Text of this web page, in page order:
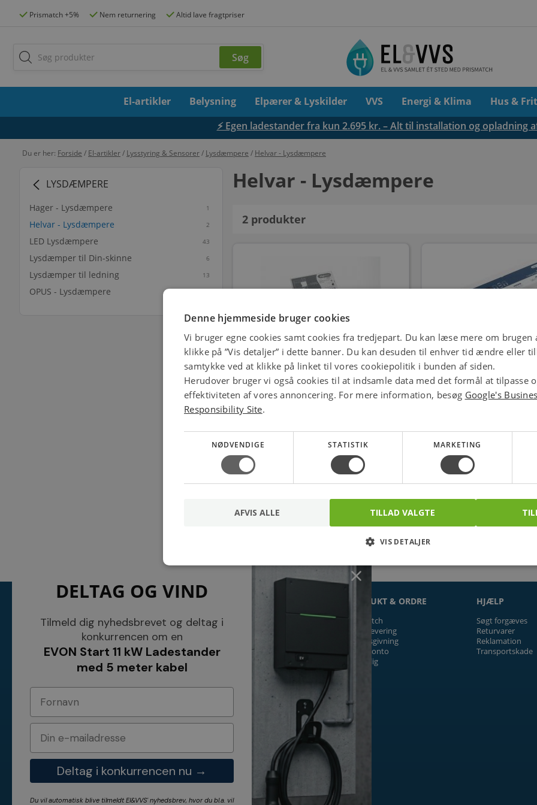
Prismatch +5% Nem returnering Altid lave fragtpriser
El-artikler Belysning Elpærer & Lyskilder VVS Energi & Klima Hus &
⚡ Egen ladestander fra kun 2.695 kr. – Alt til installation og opladning
Du er her: Forside / El-artikler/ Lysstyring & Sensorer/ Lysdæmpere / Helvar - Lysdæmpere
LYSDÆMPERE
Hager - Lysdæmpere 1
Helvar - Lysdæmpere 2
LED Lysdæmpere 43
Lysdæmper til Din-skinne 6
Lysdæmper til ledning 13
OPUS - Lysdæmpere
Helvar - Lysdæmpere
2 produkter
Helvar DIGIDIM452 Lysdæmper 1-kanal
Universal DALI 1000W.
Varenr.: 8867605404
3.764,00 kr.pr. stk.
Helvar Digidim454
bag/forkant
Varenr.:
10.687,00 kr.
KONTAKT
NETSALG EL & VVS APS
Søndergårdsvej 44
Danmark
Cvr nr. 26117275
INFORMATION
Blog
Åbningstider
Hvem er vi ?
Bankoplysninger
Privatlivspolitik
PRODUKT & ORDRE
Prismatch
Fragt/levering
Tilbudsgivning
Firmakonto
Offentlig
HJÆLP
Søgt forgæves
Returvarer
Reklamation
Transportskade
Denne hjemmeside bruger cookies
Vi bruger egne cookies samt cookies fra tredjepart. Du kan læse mere om brugen
klikke på ”Vis detaljer” i dette banner. Du kan desuden til enhver tid ændre eller
samtykke ved at klikke på linket til vores cookiepolitik i bunden af siden.
Herudover bruger vi også cookies til at indsamle data med det formål at tilpasse
effektiviteten af vores annoncering. For mere information, besøg Google's
Responsibility Site.
NØDVENDIGE STATISTIK MARKETING
TILLAD VALGTE
AFVIS ALLE
VIS DETALJER
DELTAG OG VIND
Tilmeld dig nyhedsbrevet og deltag i
konkurrencen om en
EVON Start 11 kW Ladestander
med 5 meter kabel
Deltag i konkurrencen nu →
Du vil automatisk blive tilmeldt El&VVS' nyhedsbrev, hvor du bl.a. vil